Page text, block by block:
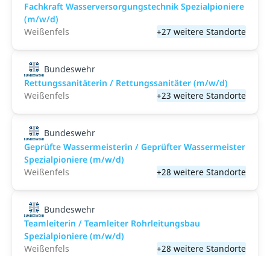
Fachkraft Wasserversorgungstechnik Spezialpioniere
(m/w/d)
Weißenfels
+27 weitere Standorte
Bundeswehr
Rettungssanitäterin / Rettungssanitäter (m/w/d)
Weißenfels
+23 weitere Standorte
Bundeswehr
Geprüfte Wassermeisterin / Geprüfter Wassermeister
Spezialpioniere (m/w/d)
Weißenfels
+28 weitere Standorte
Bundeswehr
Teamleiterin / Teamleiter Rohrleitungsbau
Spezialpioniere (m/w/d)
Weißenfels
+28 weitere Standorte